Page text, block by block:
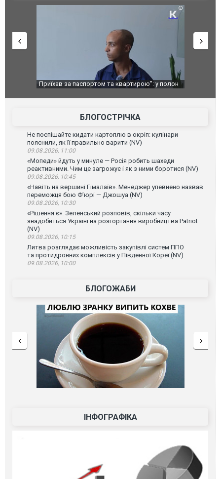
Приїхав за паспортом та квартирою": у полон
зіркового футболіста Мохамеда Салаха
Одесу
ураганним
БЛОГОСТРІЧКА
Не поспішайте кидати картоплю в окріп: кулінари
пояснили, як її правильно варити (NV)
09.08.2026, 11:00
«Мопеди» йдуть у минуле — Росія робить шахеди
реактивними. Чим це загрожує і як з ними боротися (NV)
09.08.2026, 10:45
«Навіть на вершині Гімалаїв». Менеджер упевнено назвав
переможця бою Ф’юрі — Джошуа (NV)
09.08.2026, 10:30
«Рішення є». Зеленський розповів, скільки часу
знадобиться Україні на розгортання виробництва Patriot
(NV)
09.08.2026, 10:15
Литва розглядає можливість закупівлі систем ППО
та протидронних комплексів у Південної Кореї (NV)
09.08.2026, 10:00
БЛОГОЖАБИ
ІНФОГРАФІКА